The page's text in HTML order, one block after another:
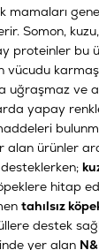
mamaları
Somon,
proteinler bu
vücudu
uğraşmaz ve
yapay
alan ürünler
desteklerken;
hitap
tahılsız
destek
yer alan